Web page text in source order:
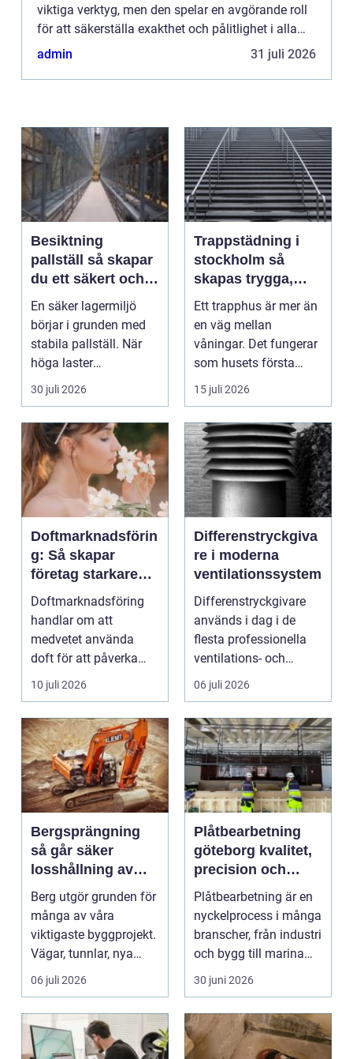
viktiga verktyg, men den spelar en avgörande roll
för att säkerställa exakthet och pålitlighet i alla
mätningar. Att kunna förlita sig på att
admin 31 juli 2026
Besiktning
pallställ så skapar
du ett säkert och
effektivt lager
En säker lagermiljö
börjar i grunden med
stabila pallställ. När
höga laster
kombineras med
trucktraf...
30 juli 2026
Trappstädning i
stockholm så
skapas trygga,
rena och hållbara
trapphus
Ett trapphus är mer än
en väg mellan
våningar. Det fungerar
som husets första
intryck, mötesplats
oc...
15 juli 2026
Doftmarknadsförin
g: Så skapar
företag starkare
kundupplevelser
Doftmarknadsföring
handlar om att
medvetet använda
doft för att påverka
kä...
10 juli 2026
Differenstryckgiva
re i moderna
ventilationssystem
Differenstryckgivare
används i dag i de
flesta professionella
ventilations- och
klimatanlä...
06 juli 2026
Bergsprängning
så går säker
losshållning av
berg till i praktiken
Berg utgör grunden för
många av våra
viktigaste byggprojekt.
Vägar, tunnlar, nya
bostadsområden och
06 juli 2026
Plåtbearbetning
göteborg kvalitet,
precision och
smarta lösningar
Plåtbearbetning är en
nyckelprocess i många
branscher, från industri
och bygg till marina
miljöer oc...
30 juni 2026